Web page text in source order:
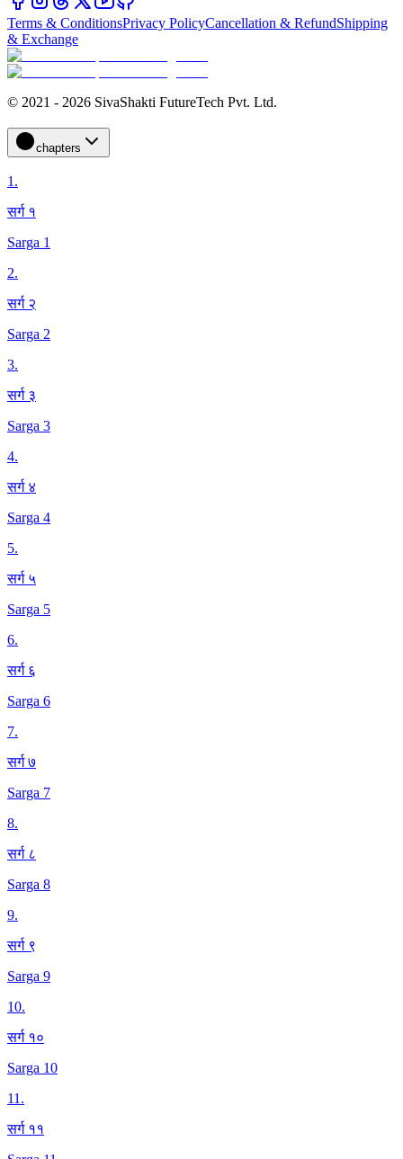
Terms & ConditionsPrivacy PolicyCancellation & RefundShipping
& Exchange
© 2021 - 2026 SivaShakti FutureTech Pvt. Ltd.
chapters
1.
सर्ग १
Sarga 1
2.
सर्ग २
Sarga 2
3.
सर्ग ३
Sarga 3
4.
सर्ग ४
Sarga 4
5.
सर्ग ५
Sarga 5
6.
सर्ग ६
Sarga 6
7.
सर्ग ७
Sarga 7
8.
सर्ग ८
Sarga 8
9.
सर्ग ९
Sarga 9
10.
सर्ग १०
Sarga 10
11.
सर्ग ११